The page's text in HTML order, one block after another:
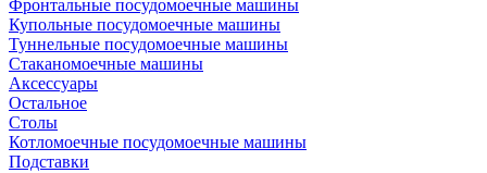
Фронтальные посудомоечные машины
Купольные посудомоечные машины
Туннельные посудомоечные машины
Стаканомоечные машины
Аксессуары
Остальное
Столы
Котломоечные посудомоечные машины
Подставки